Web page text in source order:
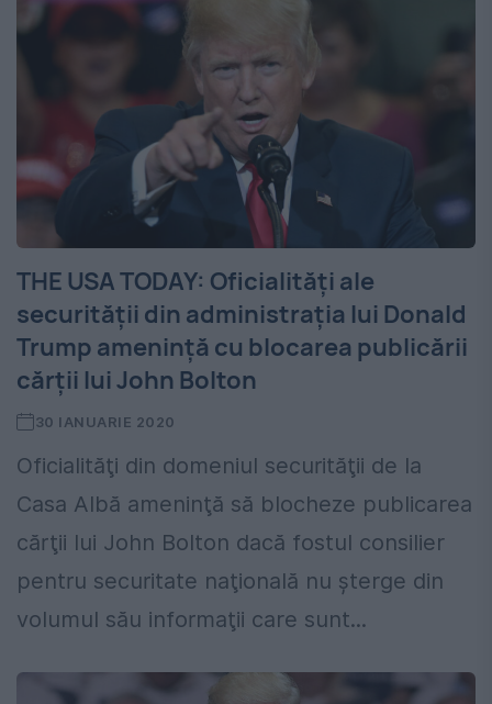
THE USA TODAY: Oficialităţi ale
securităţii din administraţia lui Donald
Trump ameninţă cu blocarea publicării
cărţii lui John Bolton
30 IANUARIE 2020
Oficialităţi din domeniul securităţii de la
Casa Albă ameninţă să blocheze publicarea
cărţii lui John Bolton dacă fostul consilier
pentru securitate naţională nu şterge din
volumul său informaţii care sunt...